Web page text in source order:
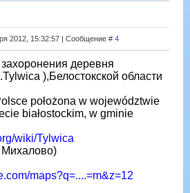
2012, 15:32:57 | Сообщение # 4
деревня
),Белостокской области
położona w województwie
białostockim, w gminie
wiki/Tylwica
maps?q=....=m&z=12